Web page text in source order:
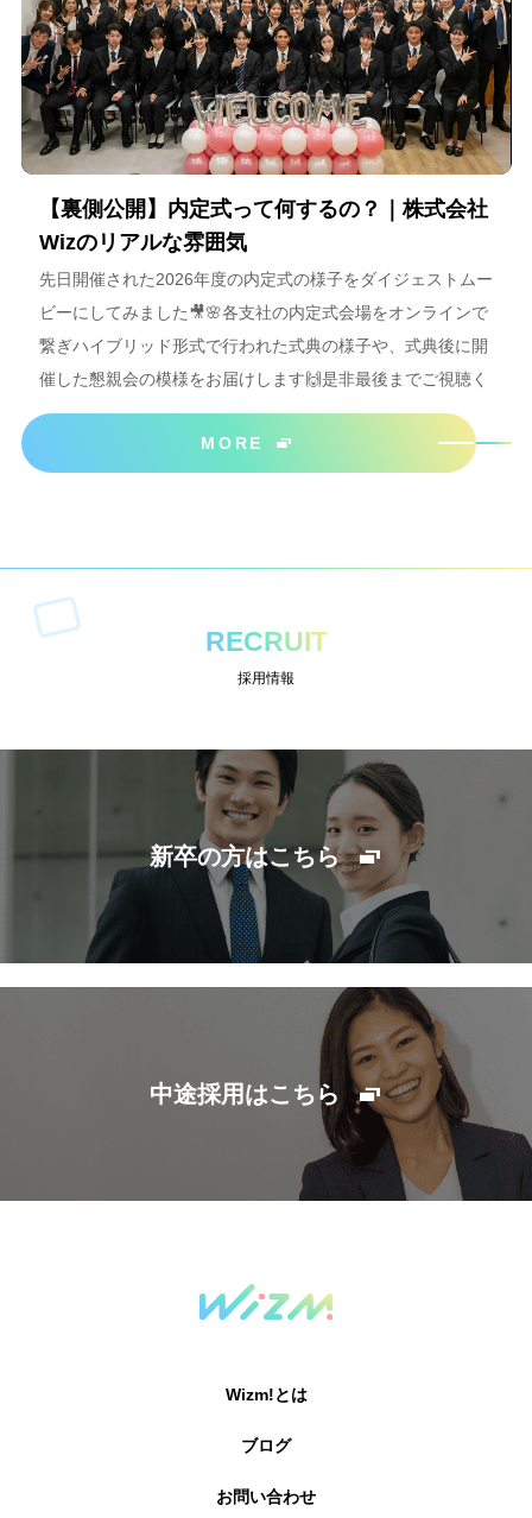
【裏側公開】内定式って何するの？｜株式会社
Wizのリアルな雰囲気
先日開催された2026年度の内定式の様子をダイジェストムー
ビーにしてみました🎥🌸各支社の内定式会場をオンラインで
繋ぎハイブリッド形式で行われた式典の様子や、式典後に開
催した懇親会の模様をお届けします🙌是非最後までご視聴く
ださいね＾＾
MORE
RECRUIT
採用情報
新卒の方はこちら
中途採用はこちら
Wizm!とは
ブログ
お問い合わせ